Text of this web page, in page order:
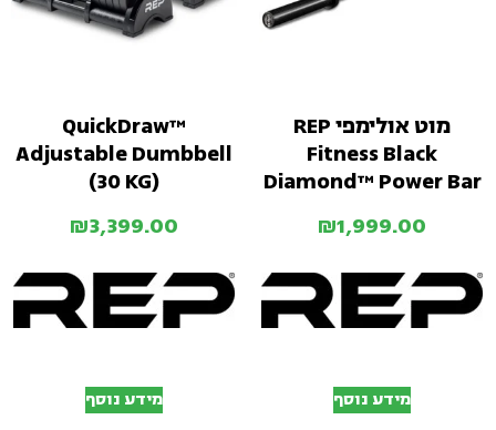
מוט אולימפי REP
Fitness Black
Diamond™ Power Bar
₪1,999.00
מידע נוסף
QuickDraw™
Adjustable Dumbbell
(30 KG)
₪3,399.00
מידע נוסף